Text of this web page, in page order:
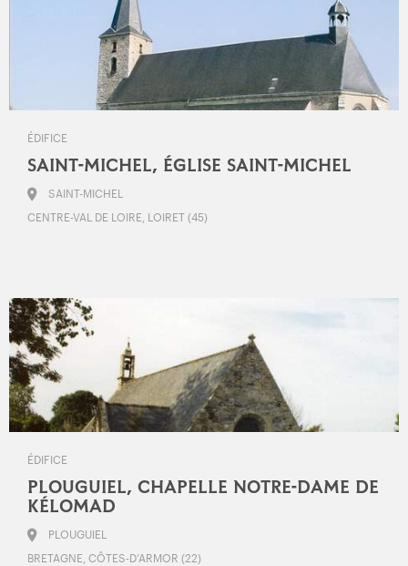
ÉDIFICE
SAINT-MICHEL, ÉGLISE SAINT-MICHEL
SAINT-MICHEL
CENTRE-VAL DE LOIRE, LOIRET (45)
ÉDIFICE
PLOUGUIEL, CHAPELLE NOTRE-DAME DE
KÉLOMAD
PLOUGUIEL
BRETAGNE, CÔTES-D’ARMOR (22)